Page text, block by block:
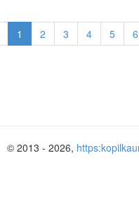
1 2 3 4 5 6
© 2013 - 2026,